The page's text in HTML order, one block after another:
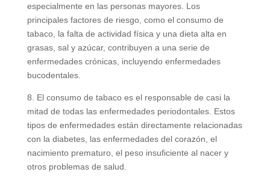
especialmente en las personas mayores. Los
principales factores de riesgo, como el consumo de
tabaco, la falta de actividad física y una dieta alta en
grasas, sal y azúcar, contribuyen a una serie de
enfermedades crónicas, incluyendo enfermedades
bucodentales.
8. El consumo de tabaco es el responsable de casi la
mitad de todas las enfermedades periodontales. Estos
tipos de enfermedades están directamente relacionadas
con la diabetes, las enfermedades del corazón, el
nacimiento prematuro, el peso insuficiente al nacer y
otros problemas de salud.